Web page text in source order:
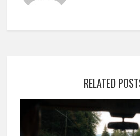
RELATED